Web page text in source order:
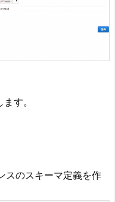
す。
スのスキーマ定義を作